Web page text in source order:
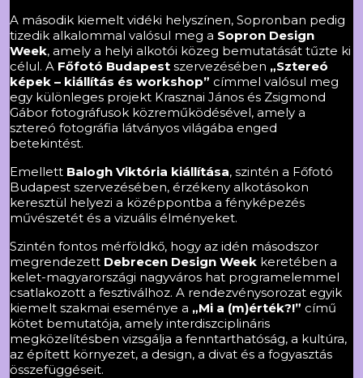
A második kiemelt vidéki helyszínen, Sopronban pedig
tizedik alkalommal valósul meg a Sopron Design
Week, amely a helyi alkotói közeg bemutatását tűzte ki
célul. A Főfotó Budapest szervezésében „Sztereó
képek – kiállítás és workshop” címmel valósul meg
egy különleges projekt Krasznai János és Zsigmond
Gábor fotográfusok közreműködésével, amely a
sztereó fotográfia látványos világába enged
betekintést.
Emellett Balogh Viktória kiállítása, szintén a Főfotó
Budapest szervezésében, érzékeny alkotásokon
keresztül helyezi a középpontba a fényképezés
művészetét és a vizuális élményeket.
Szintén fontos mérföldkő, hogy az idén másodszor
megrendezett Debrecen Design Week keretében a
kelet-magyarországi nagyváros hat programelemmel
csatlakozott a fesztiválhoz. A rendezvénysorozat egyik
kiemelt szakmai eseménye a „Mi a (m)érték?!” című
kötet bemutatója, amely interdiszciplináris
megközelítésben vizsgálja a fenntarthatóság, a kultúra,
az épített környezet, a design, a divat és a fogyasztás
összefüggéseit.